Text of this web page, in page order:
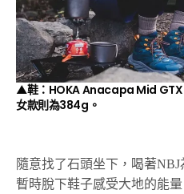
▲鞋：HOKA Anacapa Mid GTX
女款則為384g。
隨意找了石頭坐下，喝著
暫時脫下鞋子感受大地的能